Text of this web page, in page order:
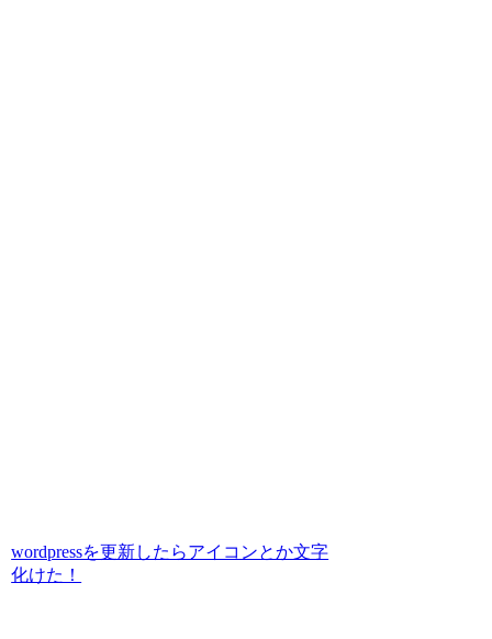
wordpressを更新したらアイコンとか文字
化けた！